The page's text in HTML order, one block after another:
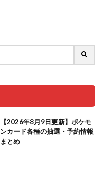
【2026年8月9日更新】ポケモ
ンカード各種の抽選・予約情報
まとめ